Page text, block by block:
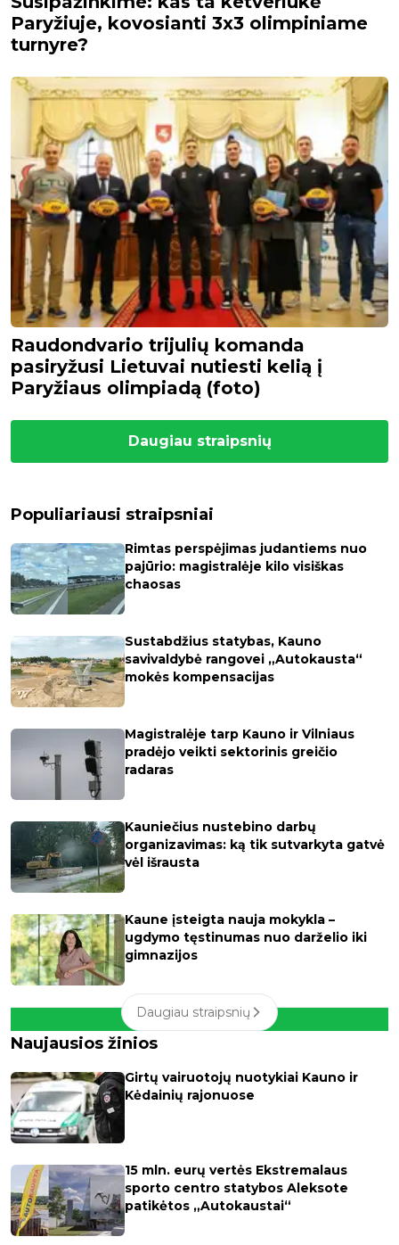
Paryžiuje, kovosianti 3x3 olimpiniame
turnyre?
Raudondvario trijulių komanda
pasiryžusi Lietuvai nutiesti kelią į
Paryžiaus olimpiadą (foto)
Daugiau straipsnių
Populiariausi straipsniai
Rimtas perspėjimas judantiems nuo
pajūrio: magistralėje kilo visiškas
chaosas
Sustabdžius statybas, Kauno
savivaldybė rangovei „Autokausta“
mokės kompensacijas
Magistralėje tarp Kauno ir Vilniaus
pradėjo veikti sektorinis greičio
radaras
Kauniečius nustebino darbų
organizavimas: ką tik sutvarkyta gatvė
vėl išrausta
Kaune įsteigta nauja mokykla –
ugdymo tęstinumas nuo darželio iki
gimnazijos
Daugiau straipsnių
Naujausios žinios
Girtų vairuotojų nuotykiai Kauno ir
Kėdainių rajonuose
15 mln. eurų vertės Ekstremalaus
sporto centro statybos Aleksote
patikėtos „Autokaustai“